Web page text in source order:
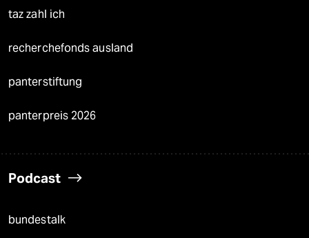
taz zahl ich
recherchefonds ausland
panterstiftung
panterpreis 2026
Podcast
bundestalk